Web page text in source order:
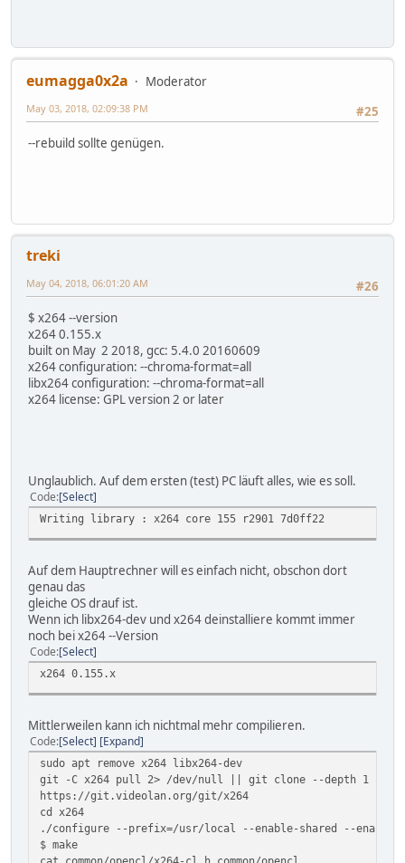
eumagga0x2a
Moderator
#25
May 03, 2018, 02:09:38 PM
--rebuild sollte genügen.
treki
#26
May 04, 2018, 06:01:20 AM
$ x264 --version
x264 0.155.x
built on May 2 2018, gcc: 5.4.0 20160609
x264 configuration: --chroma-format=all
libx264 configuration: --chroma-format=all
x264 license: GPL version 2 or later
Unglaublich. Auf dem ersten (test) PC läuft alles, wie es soll.
Code Select
Writing library : x264 core 155 r2901 7d0ff22
Auf dem Hauptrechner will es einfach nicht, obschon dort
genau das
gleiche OS drauf ist.
Wenn ich libx264-dev und x264 deinstalliere kommt immer
noch bei x264 --Version
Code Select
x264 0.155.x
Mittlerweilen kann ich nichtmal mehr compilieren.
Code Select Expand
sudo apt remove x264 libx264-dev
git -C x264 pull 2> /dev/null || git clone --depth 1
https://git.videolan.org/git/x264
cd x264
./configure --prefix=/usr/local --enable-shared --enable-
$ make